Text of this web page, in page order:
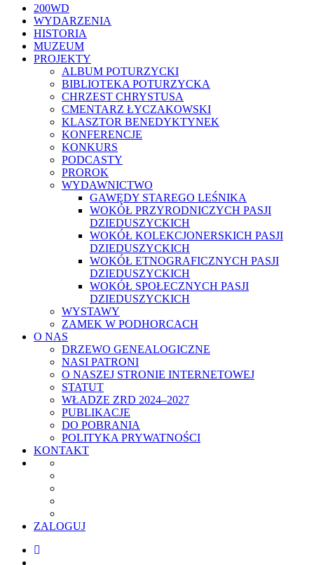
Close
Menu
200WD
WYDARZENIA
HISTORIA
MUZEUM
PROJEKTY
ALBUM POTURZYCKI
BIBLIOTEKA POTURZYCKA
CHRZEST CHRYSTUSA
CMENTARZ ŁYCZAKOWSKI
KLASZTOR BENEDYKTYNEK
KONFERENCJE
KONKURS
PODCASTY
PROROK
WYDAWNICTWO
GAWĘDY STAREGO LEŚNIKA
WOKÓŁ PRZYRODNICZYCH PASJI
DZIEDUSZYCKICH
WOKÓŁ KOLEKCJONERSKICH PASJI
DZIEDUSZYCKICH
WOKÓŁ ETNOGRAFICZNYCH PASJI
DZIEDUSZYCKICH
WOKÓŁ SPOŁECZNYCH PASJI
DZIEDUSZYCKICH
WYSTAWY
ZAMEK W PODHORCACH
O NAS
DRZEWO GENEALOGICZNE
NASI PATRONI
O NASZEJ STRONIE INTERNETOWEJ
STATUT
WŁADZE ZRD 2024–2027
PUBLIKACJE
DO POBRANIA
POLITYKA PRYWATNOŚCI
KONTAKT
ZALOGUJ